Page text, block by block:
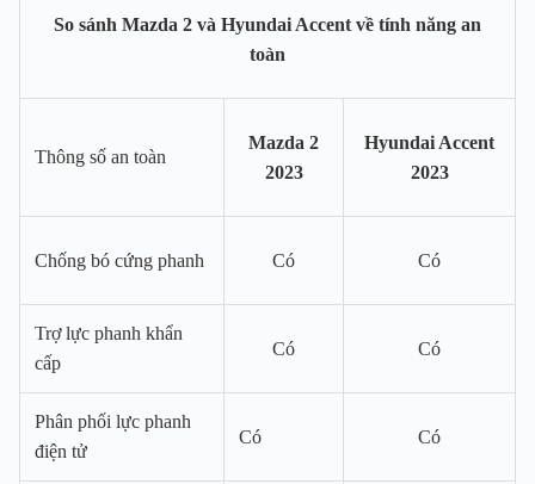
So sánh Mazda 2 và Hyundai Accent về tính năng an
toàn
Thông số an toàn
Mazda 2
2023
Hyundai Accent
2023
Chống bó cứng phanh Có Có
Trợ lực phanh khẩn
cấp
Có Có
Phân phối lực phanh
điện tử
Có Có